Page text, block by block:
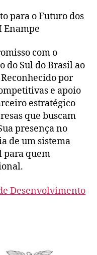
para o Futuro dos
Enampe
com o
do Sul do Brasil ao
por
e apoio
estratégico
que buscam
presença no
de um sistema
para quem
Desenvolvimento